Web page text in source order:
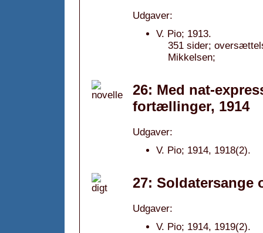
Udgaver:
V. Pio; 1913.
351 sider;
Mikkelsen;
26: Med nat-
fortællinger, 1914
Udgaver:
V. Pio; 1914, 1918(2).
27: Soldatersange
Udgaver:
V. Pio; 1914, 1919(2).